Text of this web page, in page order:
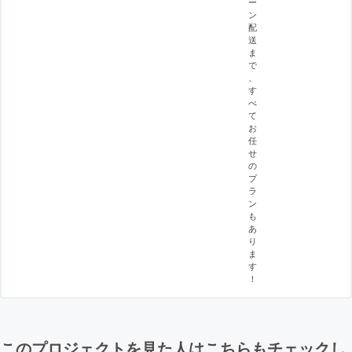
ン
配
送
ま
で
、
す
べ
て
お
任
せ
の
プ
ラ
ン
も
あ
り
ま
す
！